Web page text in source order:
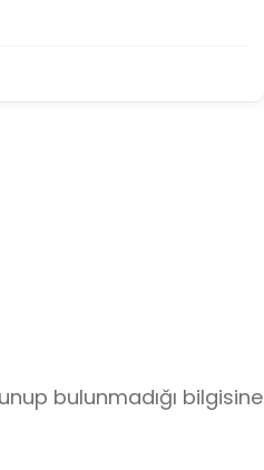
bulunmadığı bilgisine